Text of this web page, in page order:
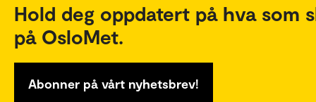
Hold deg oppdatert på hva som
på OsloMet.
Abonner på vårt nyhetsbrev!